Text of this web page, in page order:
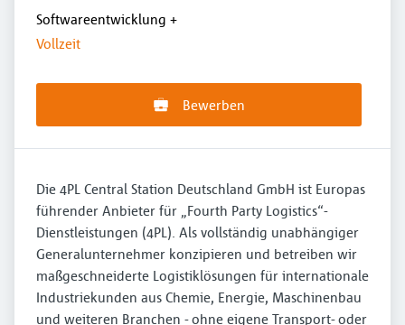
Softwareentwicklung +
Vollzeit
Bewerben
Die 4PL Central Station Deutschland GmbH ist Europas
führender Anbieter für „Fourth Party Logistics“-
Dienstleistungen (4PL). Als vollständig unabhängiger
Generalunternehmer konzipieren und betreiben wir
maßgeschneiderte Logistiklösungen für internationale
Industriekunden aus Chemie, Energie, Maschinenbau
und weiteren Branchen - ohne eigene Transport- oder